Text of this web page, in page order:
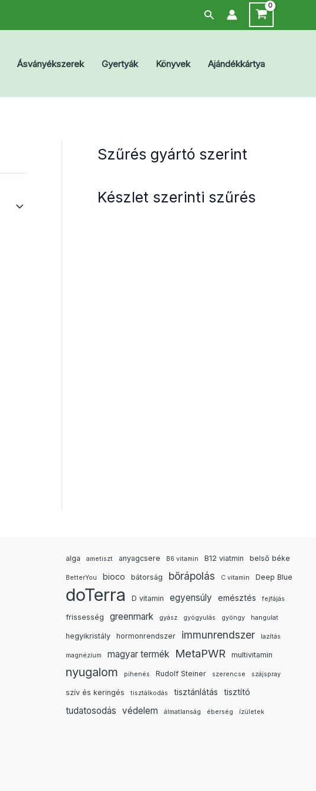
Search
Ásványékszerek Gyertyák Könyvek Ajándékkártya
Szűrés gyártó szerint
Készlet szerinti szűrés
alga ametiszt anyagcsere B6 vitamin B12 viatmin belső béke
BetterYou bioco bátorság bőrápolás C vitamin Deep Blue
doTerra D vitamin egyensúly emésztés fejfájás
frissesség greenmark gyász gyógyulás gyöngy hangulat
hegyikristály hormonrendszer immunrendszer lazítás
magnézium magyar termék MetaPWR multivitamin
nyugalom pihenés Rudolf Steiner szerencse szájspray
szív és keringés tisztálkodás tisztánlátás tisztító
tudatosodás védelem álmatlanság éberség ízületek